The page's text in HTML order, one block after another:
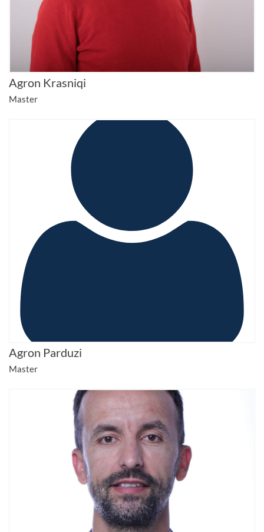
Agron Krasniqi
Master
Agron Parduzi
Master